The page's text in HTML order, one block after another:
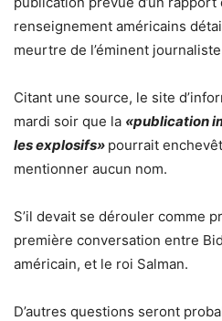
renseignement américains
meurtre de l’éminent
Citant une source, le site
mardi soir que la «publication
les explosifs» pourrait
mentionner aucun nom.
S’il devait se dérouler comme
première conversation entre
américain, et le roi Salman.
D’autres questions seront